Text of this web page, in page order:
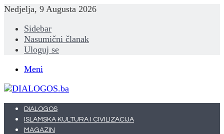
Nedjelja, 9 Augusta 2026
Sidebar
Nasumični članak
Uloguj se
Meni
DIALOGOS
ISLAMSKA KULTURA I CIVILIZACIJA
MAGAZIN